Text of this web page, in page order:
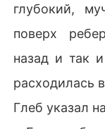
глубокий,
поверх
назад и так
расходилась
Глеб указал